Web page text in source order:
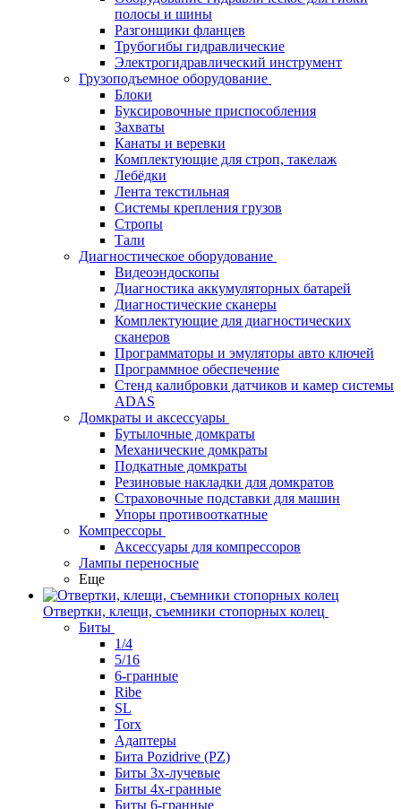
полосы и шины
Разгонщики фланцев
Трубогибы гидравлические
Электрогидравлический инструмент
Грузоподъемное оборудование
Блоки
Буксировочные приспособления
Захваты
Канаты и веревки
Комплектующие для строп, такелаж
Лебёдки
Лента текстильная
Системы крепления грузов
Стропы
Тали
Диагностическое оборудование
Видеоэндоскопы
Диагностика аккумуляторных батарей
Диагностические сканеры
Комплектующие для диагностических
сканеров
Программаторы и эмуляторы авто ключей
Программное обеспечение
Стенд калибровки датчиков и камер системы
ADAS
Домкраты и аксессуары
Бутылочные домкраты
Механические домкраты
Подкатные домкраты
Резиновые накладки для домкратов
Страховочные подставки для машин
Упоры противооткатные
Компрессоры
Аксессуары для компрессоров
Лампы переносные
Еще
Отвертки, клещи, съемники стопорных колец
Биты
1/4
5/16
6-гранные
Ribe
SL
Torx
Адаптеры
Бита Pozidrive (PZ)
Биты 3х-лучевые
Биты 4х-гранные
Биты 6-гранные